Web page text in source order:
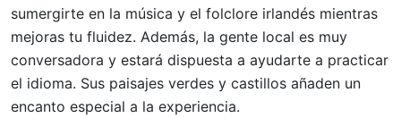
sumergirte en la música y el folclore irlandés mientras
mejoras tu fluidez. Además, la gente local es muy
conversadora y estará dispuesta a ayudarte a practicar
el idioma. Sus paisajes verdes y castillos añaden un
encanto especial a la experiencia.